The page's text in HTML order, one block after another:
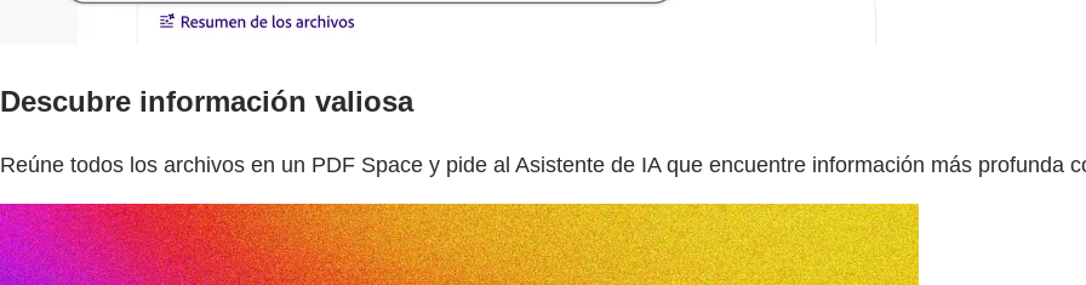
Descubre información valiosa
Reúne todos los archivos en un PDF Space y pide al Asistente de IA que encuentre información más profunda